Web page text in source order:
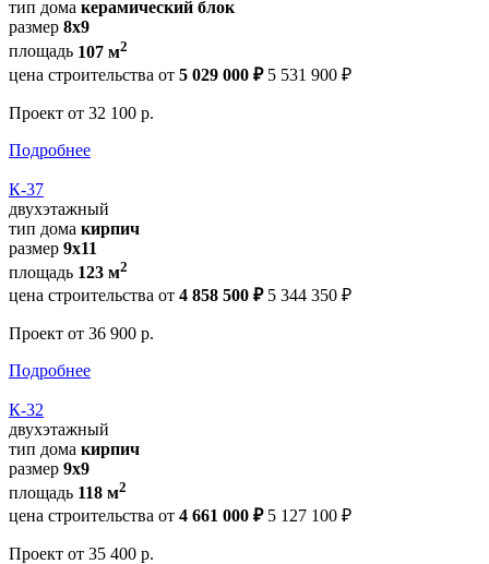
тип дома керамический блок
размер 8х9
площадь 107 м2
цена строительства от 5 029 000 ₽ 5 531 900 ₽
Проект от 32 100 р.
Подробнее
К-37
двухэтажный
тип дома кирпич
размер 9х11
площадь 123 м2
цена строительства от 4 858 500 ₽ 5 344 350 ₽
Проект от 36 900 р.
Подробнее
К-32
двухэтажный
тип дома кирпич
размер 9x9
площадь 118 м2
цена строительства от 4 661 000 ₽ 5 127 100 ₽
Проект от 35 400 р.